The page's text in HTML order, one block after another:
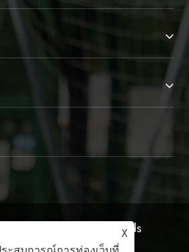
Jinlangte Sports Goods
X